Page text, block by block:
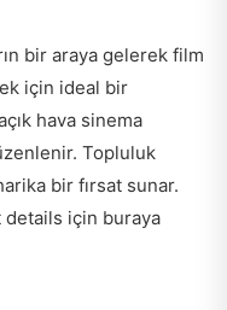
bir araya gelerek film
için ideal bir
hava sinema
Topluluk
bir fırsat sunar.
details için buraya